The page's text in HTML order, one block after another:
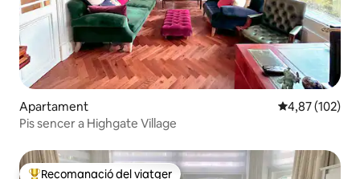
Apartament 4,87 de
4,87 (102)
Pis sencer a Highgate Village
Recomanació del viatger